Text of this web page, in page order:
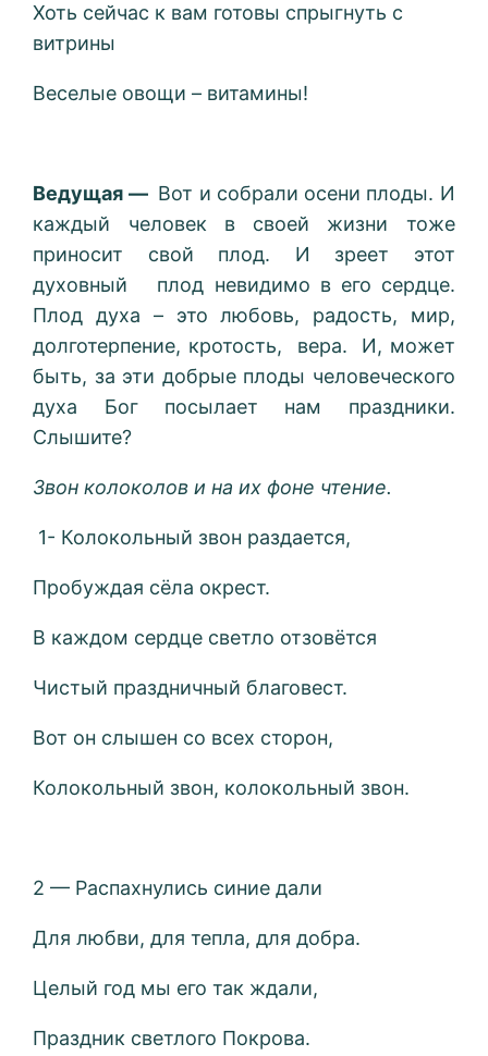
Хоть сейчас к вам готовы спрыгнуть с
витрины
Веселые овощи – витамины!
Ведущая — Вот и собрали осени плоды. И
каждый человек в своей жизни тоже
приносит свой плод. И зреет этот
духовный плод невидимо в его сердце.
Плод духа – это любовь, радость, мир,
долготерпение, кротость, вера. И, может
быть, за эти добрые плоды человеческого
духа Бог посылает нам праздники.
Слышите?
Звон колоколов и на их фоне чтение.
1- Колокольный звон раздается,
Пробуждая сёла окрест.
В каждом сердце светло отзовётся
Чистый праздничный благовест.
Вот он слышен со всех сторон,
Колокольный звон, колокольный звон.
2 — Распахнулись синие дали
Для любви, для тепла, для добра.
Целый год мы его так ждали,
Праздник светлого Покрова.